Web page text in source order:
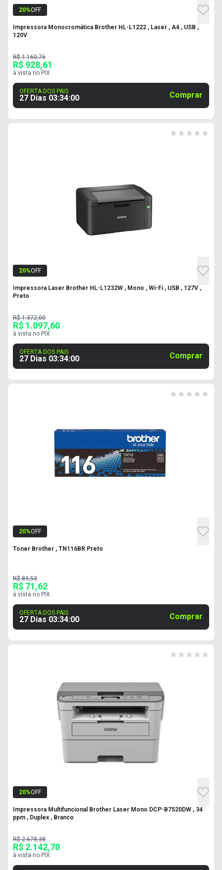
20%OFF
Impressora Monocromática Brother HL-L1222 , Laser , A4 , USB ,
120V
R$ 1.160,76
R$ 928,61
à vista no PIX
OFERTA DOS PAIS
27 Dias 03:33:59 Comprar
20%OFF
Impressora Laser Brother HL-L1232W , Mono , Wi-Fi , USB , 127V ,
Preto
R$ 1.372,00
R$ 1.097,60
à vista no PIX
OFERTA DOS PAIS
27 Dias 03:33:59 Comprar
20%OFF
Toner Brother , TN116BR Preto
R$ 89,53
R$ 71,62
à vista no PIX
OFERTA DOS PAIS
27 Dias 03:33:59 Comprar
20%OFF
Impressora Multifuncional Brother Laser Mono DCP-B7520DW , 34
ppm , Duplex , Branco
R$ 2.678,38
R$ 2.142,70
à vista no PIX